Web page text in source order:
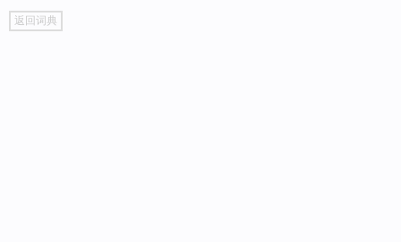
go
top
返回词典